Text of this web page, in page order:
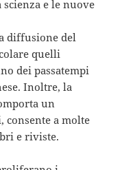
e le nuove
diffusione del
quelli
dei passatempi
Inoltre, la
un
consente a molte
e riviste.